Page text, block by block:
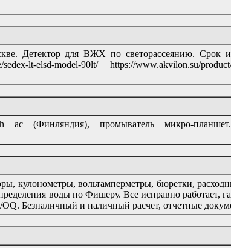
Детектор для ВЖХ по светорассеянию. Срок
lt-elsd-model-90lt/ https://www.akvilon.su/product/
ac (Финляндия), промыватель микро-
кулонометры, вольтамперметры, бюретки,
воды по Фишеру. Все исправно работает,
Безналичный и наличный расчет, отчетные